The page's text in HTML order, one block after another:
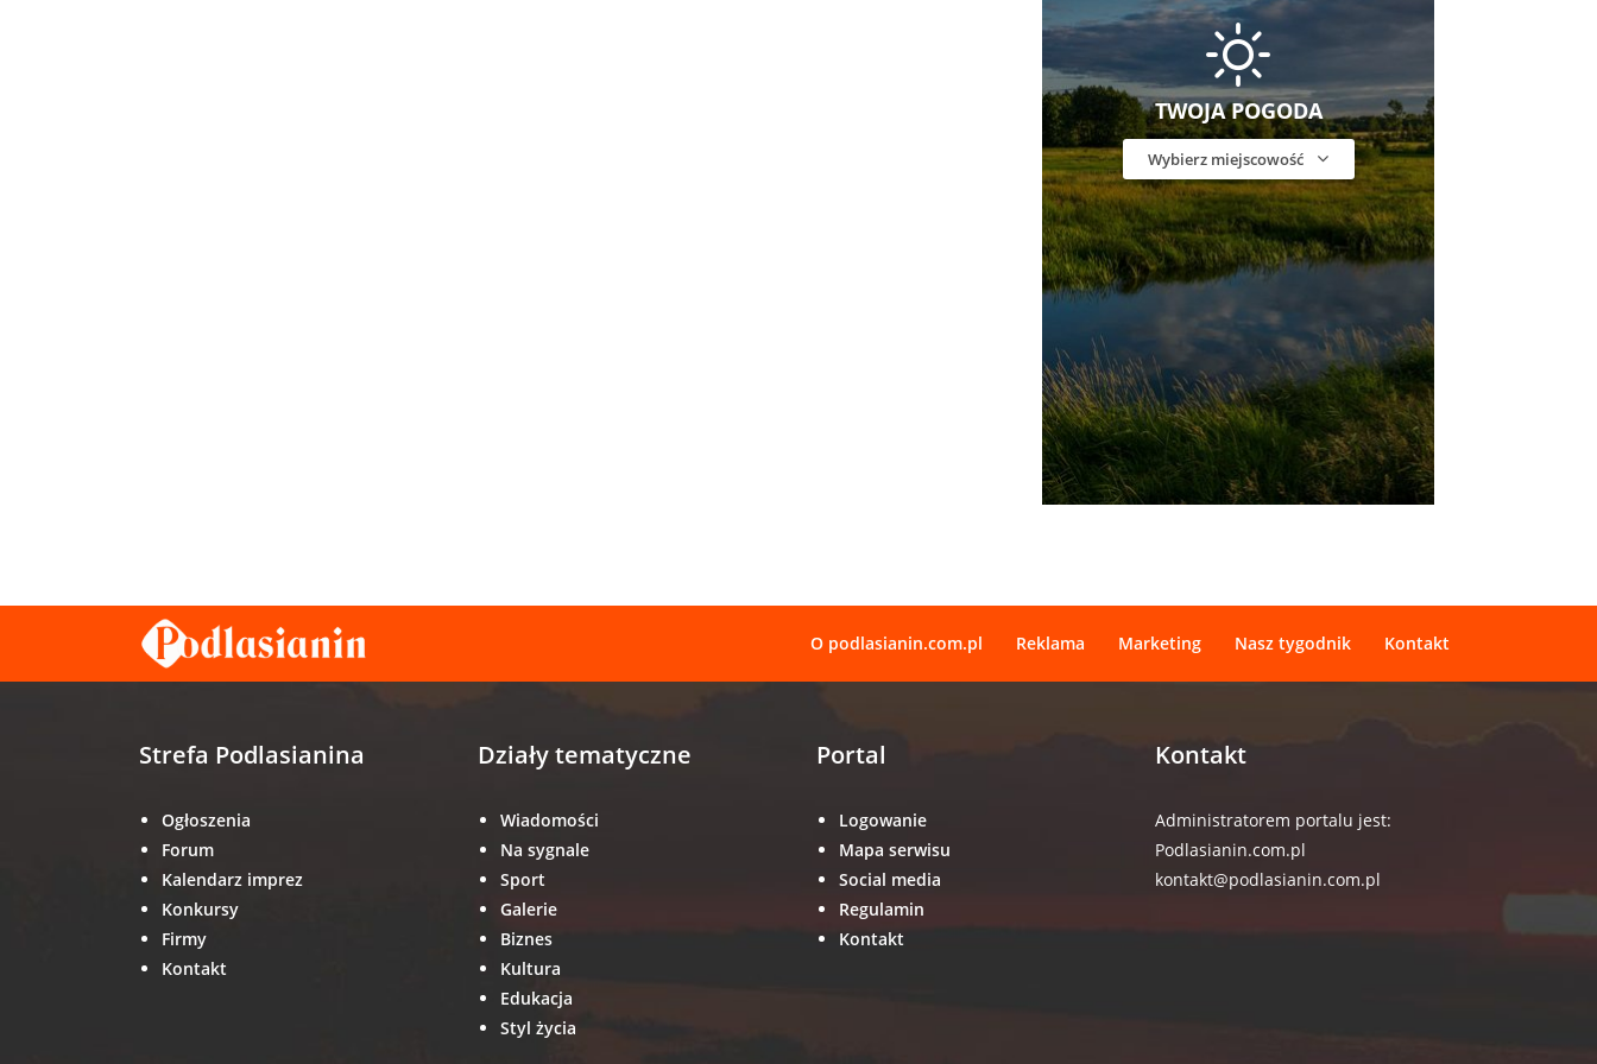
TWOJA POGODA
Wybierz miejscowość
O podlasianin.com.pl Reklama Marketing Nasz tygodnik Kontakt
Strefa Podlasianina
Ogłoszenia
Forum
Kalendarz imprez
Konkursy
Firmy
Kontakt
Działy tematyczne
Wiadomości
Na sygnale
Sport
Galerie
Biznes
Kultura
Edukacja
Styl życia
Portal
Logowanie
Mapa serwisu
Social media
Regulamin
Kontakt
Kontakt
Administratorem portalu jest:
Podlasianin.com.pl
kontakt@podlasianin.com.pl